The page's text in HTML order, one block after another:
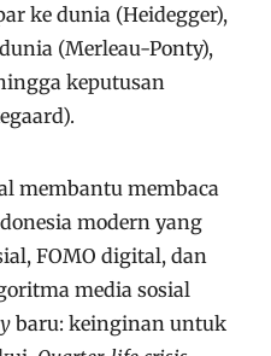
ke dunia (Heidegger),
(Merleau-Ponty),
keputusan
membantu membaca
modern yang
FOMO digital, dan
media sosial
baru: keinginan untuk